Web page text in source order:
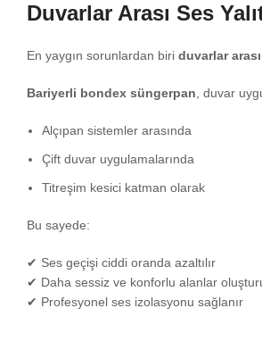
Duvarlar Arası Ses
En yaygın sorunlardan biri duvarlar
Bariyerli bondex süngerpan , duvar
Alçıpan sistemler arasında
Çift duvar uygulamalarında
Titreşim kesici katman olarak
Bu sayede:
✔ Ses geçişi ciddi oranda azaltılır
✔ Daha sessiz ve konforlu alanlar
✔ Profesyonel ses izolasyonu sağlanır